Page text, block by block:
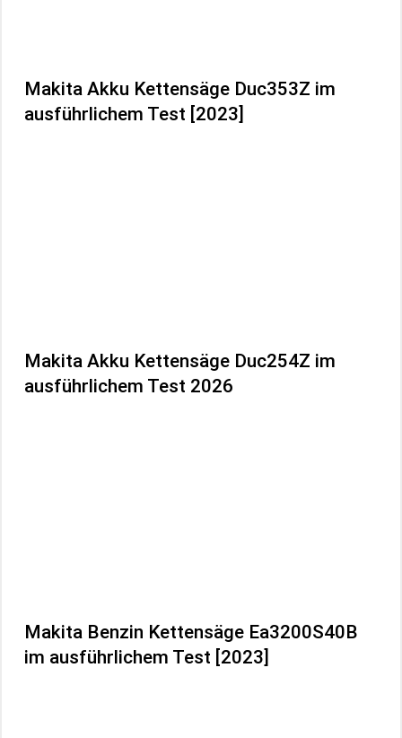
Makita Akku Kettensäge Duc353Z im
ausführlichem Test [2023]
Makita Akku Kettensäge Duc254Z im
ausführlichem Test 2026
Makita Benzin Kettensäge Ea3200S40B
im ausführlichem Test [2023]